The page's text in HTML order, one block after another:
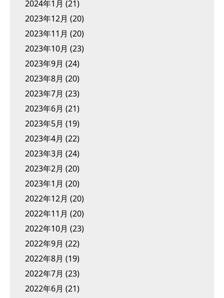
2024年1月 (21)
2023年12月 (20)
2023年11月 (20)
2023年10月 (23)
2023年9月 (24)
2023年8月 (20)
2023年7月 (23)
2023年6月 (21)
2023年5月 (19)
2023年4月 (22)
2023年3月 (24)
2023年2月 (20)
2023年1月 (20)
2022年12月 (20)
2022年11月 (20)
2022年10月 (23)
2022年9月 (22)
2022年8月 (19)
2022年7月 (23)
2022年6月 (21)